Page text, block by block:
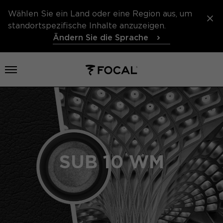
Wählen Sie ein Land oder eine Region aus, um
standortspezifische Inhalte anzuzeigen.
Ändern Sie die Sprache
Menü öffnen
SUB 10 WM